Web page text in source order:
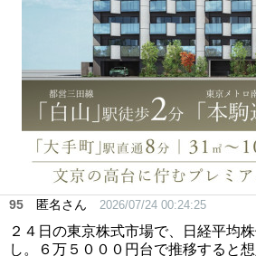
95 匿名さん 2026/07/24 00:24:25
２４日の東京株式市場で、日経平均
し。６万５０００円台で推移すると想